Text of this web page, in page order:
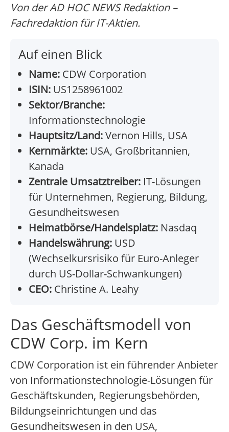
Von der AD HOC NEWS Redaktion –
Fachredaktion für IT-Aktien.
Auf einen Blick
Name: CDW Corporation
ISIN: US1258961002
Sektor/Branche:
Informationstechnologie
Hauptsitz/Land:Vernon Hills, USA
Kernmärkte: USA, Großbritannien,
Kanada
Zentrale Umsatztreiber: IT-Lösungen
für Unternehmen, Regierung, Bildung,
Gesundheitswesen
Heimatbörse/Handelsplatz: Nasdaq
Handelswährung: USD
(Wechselkursrisiko für Euro-Anleger
durch US-Dollar-Schwankungen)
CEO: Christine A. Leahy
Das Geschäftsmodell von
CDW Corp. im Kern
CDW Corporation ist ein führender Anbieter
von Informationstechnologie-Lösungen für
Geschäftskunden, Regierungsbehörden,
Bildungseinrichtungen und das
Gesundheitswesen in den USA,